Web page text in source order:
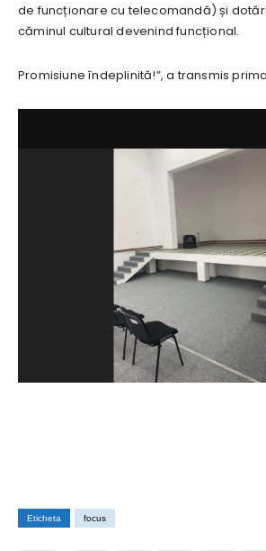
de funcționare cu telecomandă) și
căminul cultural devenind funcțional.
Promisiune îndeplinită!”, a transmis
Eticheta focus